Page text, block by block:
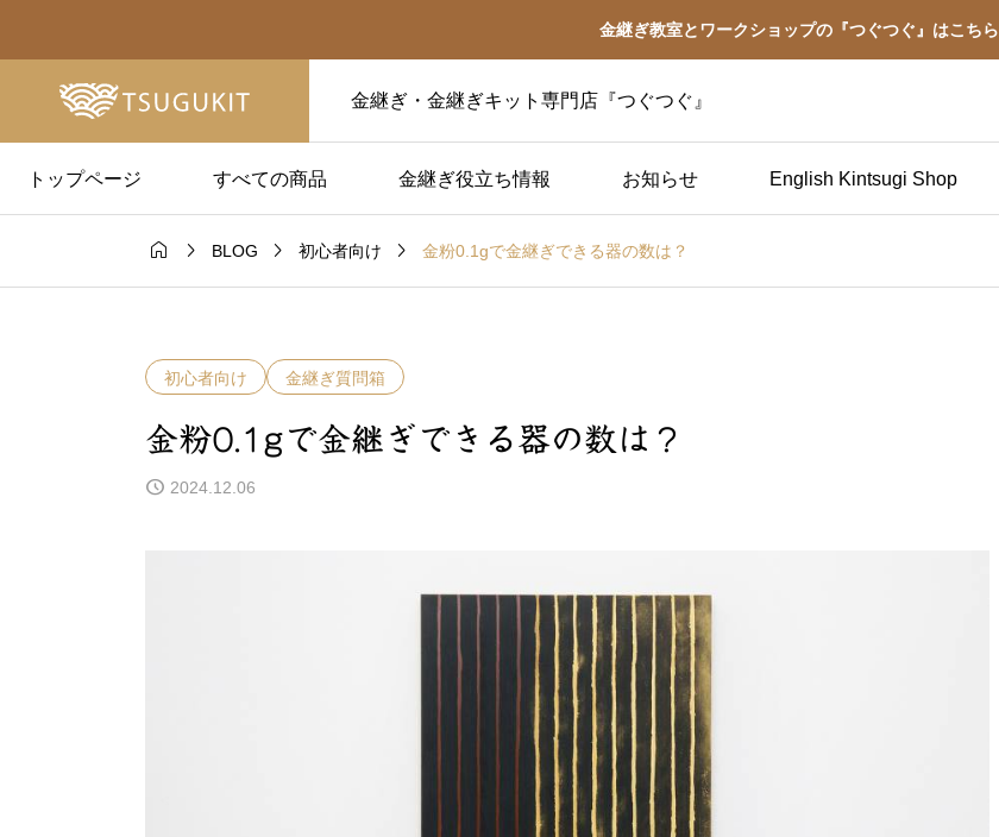
金継ぎ教室とワークショップの『つぐつぐ』はこちら
金継ぎ・金継ぎキット専門店『つぐつぐ』
トップページ すべての商品 金継ぎ役立ち情報 お知らせ English Kintsugi Shop
つぐつぐ日記
た経緯とストーリー
初心者向け
  BLOG  初心者向け  金粉0.1gで金継ぎできる器の数は？
初心者向け 金継ぎ質問箱
金粉0.1gで金継ぎできる器の数は？
2024.12.06